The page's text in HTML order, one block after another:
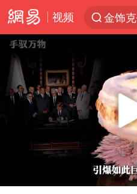
视频
金饰
解锁
台风
名创
Play